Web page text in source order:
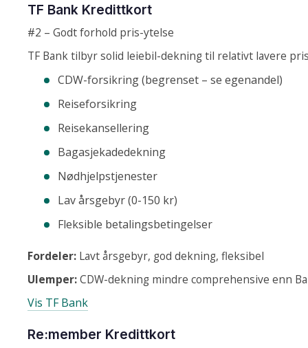
TF Bank Kredittkort
#2 – Godt forhold pris-ytelse
TF Bank tilbyr solid leiebil-dekning til relativt lavere
CDW-forsikring (begrenset – se egenandel)
Reiseforsikring
Reisekansellering
Bagasjekadedekning
Nødhjelpstjenester
Lav årsgebyr (0-150 kr)
Fleksible betalingsbetingelser
Fordeler: Lavt årsgebyr, god dekning, fleksibel
Ulemper:CDW-dekning mindre comprehensive enn
Vis TF Bank
Re:member Kredittkort